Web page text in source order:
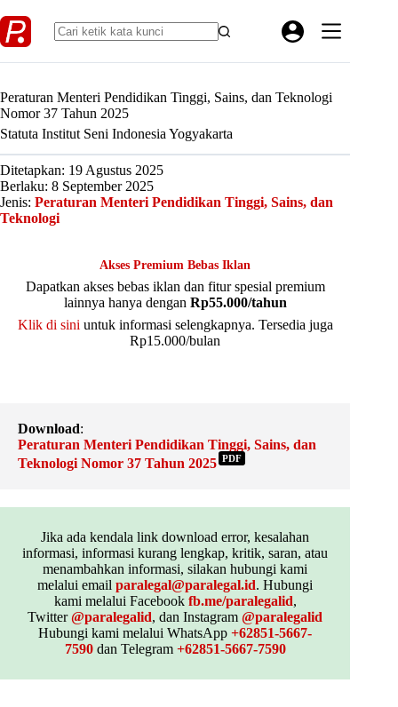
to
content
Peraturan Menteri Pendidikan Tinggi, Sains, dan Teknologi
Nomor 37 Tahun 2025
Statuta Institut Seni Indonesia Yogyakarta
Ditetapkan: 19 Agustus 2025
Berlaku: 8 September 2025
Jenis: Peraturan Menteri Pendidikan Tinggi, Sains, dan
Teknologi
Akses Premium Bebas Iklan
Dapatkan akses bebas iklan dan fitur spesial premium
lainnya hanya dengan Rp55.000/tahun
Klik di sini untuk informasi selengkapnya. Tersedia juga
Rp15.000/bulan
Download:
Peraturan Menteri Pendidikan Tinggi, Sains, dan
Teknologi Nomor 37 Tahun 2025 PDF
Jika ada kendala link download error, kesalahan
informasi, informasi kurang lengkap, kritik, saran, atau
menambahkan informasi, silakan hubungi kami
melalui emailparalegal@paralegal.id. Hubungi
kami melalui Facebook fb.me/paralegalid,
Twitter@paralegalid, dan Instagram@paralegalid
Hubungi kami melalui WhatsApp+62851-5667-
7590dan Telegram +62851-5667-7590